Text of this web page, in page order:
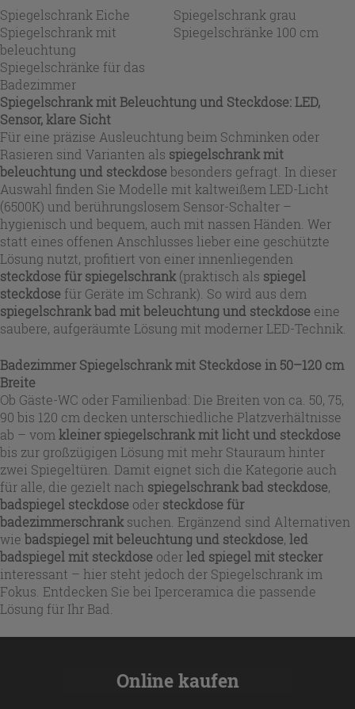
Spiegelschrank Eiche
Spiegelschrank grau
Spiegelschrank mit
beleuchtung
Spiegelschränke 100 cm
Spiegelschränke für das
Badezimmer
Spiegelschrank mit Beleuchtung und Steckdose: LED,
Sensor, klare Sicht
Für eine präzise Ausleuchtung beim Schminken oder
Rasieren sind Varianten als spiegelschrank mit
beleuchtung und steckdose besonders gefragt. In dieser
Auswahl finden Sie Modelle mit kaltweißem LED-Licht
(6500K) und berührungslosem Sensor-Schalter –
hygienisch und bequem, auch mit nassen Händen. Wer
statt eines offenen Anschlusses lieber eine geschützte
Lösung nutzt, profitiert von einer innenliegenden
steckdose für spiegelschrank (praktisch als spiegel
steckdose für Geräte im Schrank). So wird aus dem
spiegelschrank bad mit beleuchtung und steckdose eine
saubere, aufgeräumte Lösung mit moderner LED-Technik.
Badezimmer Spiegelschrank mit Steckdose in 50–120 cm
Breite
Ob Gäste-WC oder Familienbad: Die Breiten von ca. 50, 75,
90 bis 120 cm decken unterschiedliche Platzverhältnisse
ab – vom kleiner spiegelschrank mit licht und steckdose
bis zur großzügigen Lösung mit mehr Stauraum hinter
zwei Spiegeltüren. Damit eignet sich die Kategorie auch
für alle, die gezielt nach spiegelschrank bad steckdose,
badspiegel steckdose oder steckdose für
badezimmerschrank suchen. Ergänzend sind Alternativen
wie badspiegel mit beleuchtung und steckdose, led
badspiegel mit steckdose oder led spiegel mit stecker
interessant – hier steht jedoch der Spiegelschrank im
Fokus. Entdecken Sie bei Iperceramica die passende
Lösung für Ihr Bad.
Online kaufen